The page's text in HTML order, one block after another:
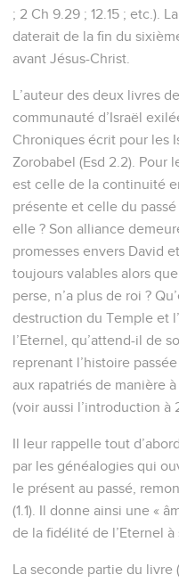
; 2 Ch 9.29 ; 12.15 ; etc.).
daterait de la fin du
avant Jésus-Christ.
L’auteur des deux livres
communauté d’Israël
Chroniques écrit pour les
Zorobabel (Esd 2.2). Pour
est celle de la continuité
présente et celle du
elle ? Son alliance
promesses envers David
toujours valables alors
perse, n’a plus de roi ?
destruction du Temple et
l’Eternel, qu’attend-il de
reprenant l’histoire
aux rapatriés de manière
(voir aussi l’introduction à
Il leur rappelle tout
par les généalogies qui
le présent au passé,
(1.1). Il donne ainsi une «
de la fidélité de l’Eternel à
La seconde partie du livre